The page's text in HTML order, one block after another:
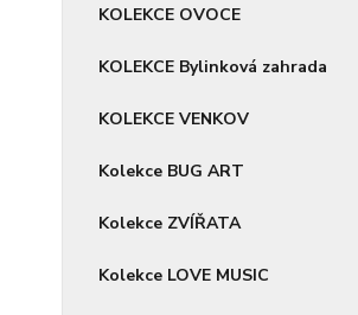
KOLEKCE OVOCE
KOLEKCE Bylinková zahrada
KOLEKCE VENKOV
Kolekce BUG ART
Kolekce ZVÍŘATA
Kolekce LOVE MUSIC